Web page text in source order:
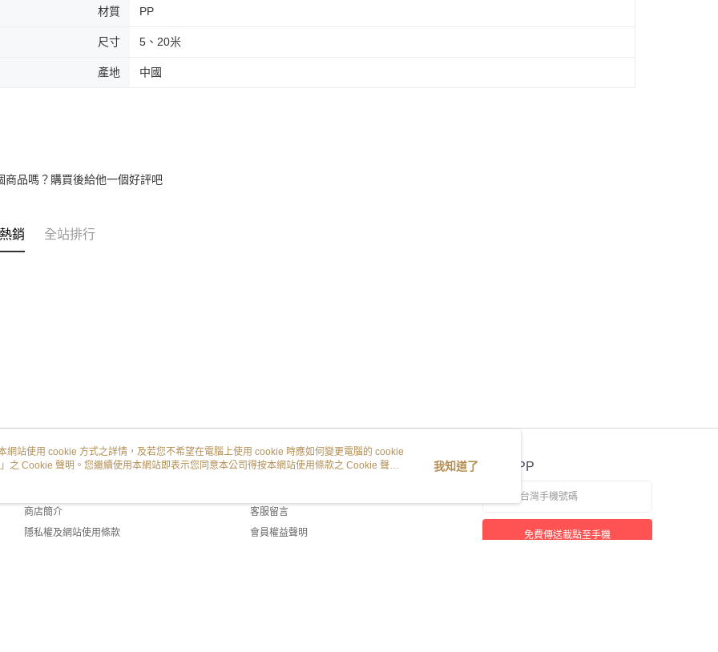
材質 PP
尺寸 5、20米
產地 中國
商品嗎？購買後給他一個好評吧
銷 全站排行
關於我們
商店簡介
隱私權及網站使用條款
客服資訊
客服留言
會員權益聲明
官方APP
免費傳送載點至手機
網站使用 cookie 方式之詳情，及若您不希望在電腦上使用 cookie 時應如何變更電腦的 cookie
」之 Cookie 聲明。您繼續使用本網站即表示您同意本公司得按本網站使用條款之 Cookie 聲明
我知道了